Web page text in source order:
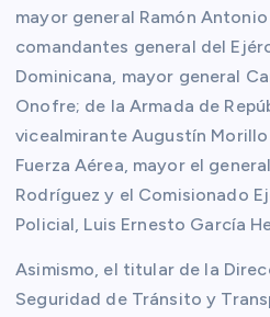
mayor general Ramón
comandantes general del
Dominicana, mayor general
Onofre; de la Armada de
vicealmirante Augustín
Fuerza Aérea, mayor el
Rodríguez y el Comisionado
Policial, Luis Ernesto García
Asimismo, el titular de la
Seguridad de Tránsito y